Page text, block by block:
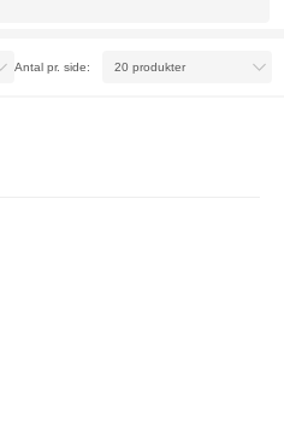
Antal pr. side: